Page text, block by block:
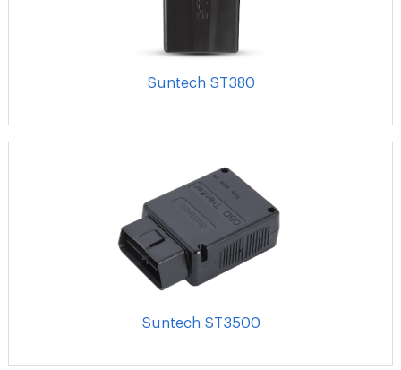
Suntech ST380
Suntech ST3500